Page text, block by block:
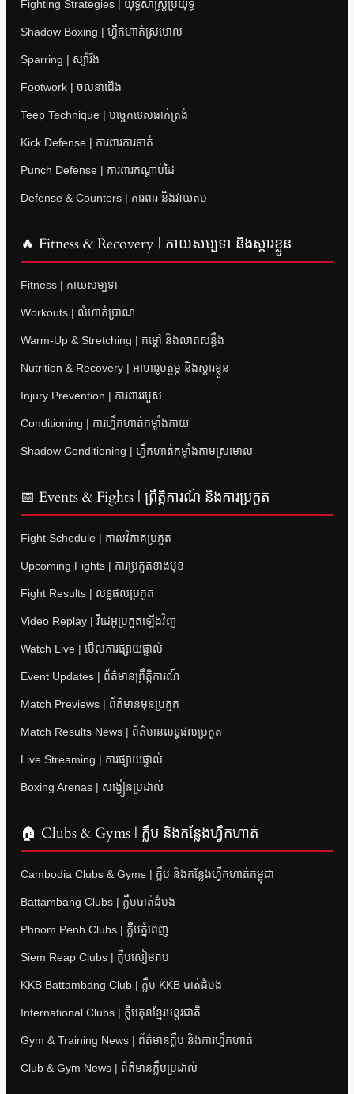
Fighting Strategies | យុទ្ធសាស្ត្រប្រយុទ្ធ
Shadow Boxing | ហ្វឹកហាត់ស្រមោល
Sparring | ស្ប៉ារីង
Footwork | ចលនាជើង
Teep Technique | បច្ចេកទេសធាក់ត្រង់
Kick Defense | ការពារការទាត់
Punch Defense | ការពារកណ្តាប់ដៃ
Defense & Counters | ការពារ និងវាយតប
🔥 Fitness & Recovery | កាយសម្បទា និងស្តារខ្លួន
Fitness | កាយសម្បទា
Workouts | លំហាត់ប្រាណ
Warm-Up & Stretching | កម្តៅ និងលាតសន្ធឹង
Nutrition & Recovery | អាហារូបត្ថម្ភ និងស្តារខ្លួន
Injury Prevention | ការពាររបួស
Conditioning | ការហ្វឹកហាត់កម្លាំងកាយ
Shadow Conditioning | ហ្វឹកហាត់កម្លាំងតាមស្រមោល
📅 Events & Fights | ព្រឹត្តិការណ៍ និងការប្រកួត
Fight Schedule | កាលវិភាគប្រកួត
Upcoming Fights | ការប្រកួតខាងមុខ
Fight Results | លទ្ធផលប្រកួត
Video Replay | វីដេអូប្រកួតឡើងវិញ
Watch Live | មើលការផ្សាយផ្ទាល់
Event Updates | ព័ត៌មានព្រឹត្តិការណ៍
Match Previews | ព័ត៌មានមុនប្រកួត
Match Results News | ព័ត៌មានលទ្ធផលប្រកួត
Live Streaming | ការផ្សាយផ្ទាល់
Boxing Arenas | សង្វៀនប្រដាល់
🏠 Clubs & Gyms | ក្លឹប និងកន្លែងហ្វឹកហាត់
Cambodia Clubs & Gyms | ក្លឹប និងកន្លែងហ្វឹកហាត់កម្ពុជា
Battambang Clubs | ក្លឹបបាត់ដំបង
Phnom Penh Clubs | ក្លឹបភ្នំពេញ
Siem Reap Clubs | ក្លឹបសៀមរាប
KKB Battambang Club | ក្លឹប KKB បាត់ដំបង
International Clubs | ក្លឹបគុនខ្មែរអន្តរជាតិ
Gym & Training News | ព័ត៌មានក្លឹប និងការហ្វឹកហាត់
Club & Gym News | ព័ត៌មានក្លឹបប្រដាល់